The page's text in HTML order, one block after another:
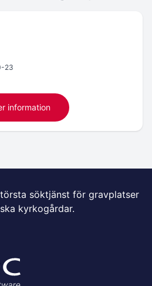
23
information
söktjänst för gravplatser
kyrkogårdar.